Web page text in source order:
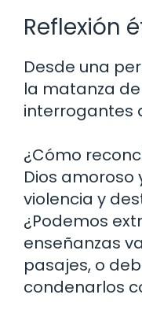
Reflexión
Desde una
la matanza
interrogantes
¿Cómo
Dios amoroso
violencia y
¿Podemos
enseñanzas
pasajes, o
condenarlos